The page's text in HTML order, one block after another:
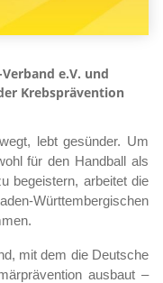
e.V. und
Krebsprävention
lebt gesünder. Um
für den Handball als
begeistern, arbeitet die
Württembergischen
mit dem die Deutsche
ausbaut –